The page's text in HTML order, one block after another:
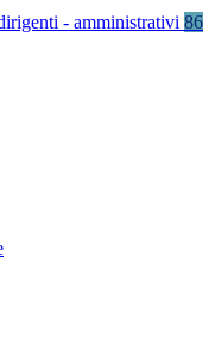
- amministrativi 86